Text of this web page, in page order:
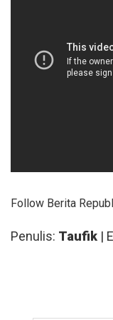
Follow Berita
Penulis: Taufik |